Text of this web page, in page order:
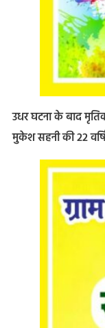
उधर घटना के बाद
मुकेश सहनी की 22